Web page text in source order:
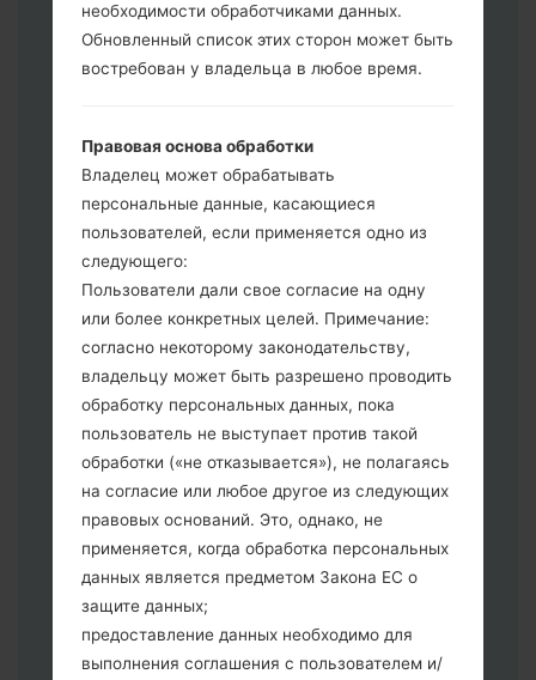
Добавьте все файлы в программу Odin
3.
Если вы хотите прошить телефон и
выберите HOME_CSC _ *** для
сохранения Ваших данных.
Теперь выключите устройство и
войдите в "Download" режим. Все
методы как это сделать:
Нажмите и удерживайте клавиши:
питание, громкости и Bixbi.
Нажмите и удерживайте клавиши:
регулировки громкости. Подключив
телефон к ПК используя USB кабель.
Нажмите и удерживайте клавиши:
питание, громкости и домой.
Подключите USB кабель и нажмите
клавиши: уменьшение звука и Bixbi.
Нажмите и удерживайте клавиши:
питания и увеличения громкости
Далее подключите к компьютеру,
программа Odin должна определить
необходимости обработчиками данных.
Обновленный список этих сторон может быть
востребован у владельца в любое время.
Правовая основа обработки
Владелец может обрабатывать
персональные данные, касающиеся
пользователей, если применяется одно из
следующего:
Пользователи дали свое согласие на одну
или более конкретных целей. Примечание:
согласно некоторому законодательству,
владельцу может быть разрешено проводить
обработку персональных данных, пока
пользователь не выступает против такой
обработки («не отказывается»), не полагаясь
на согласие или любое другое из следующих
правовых оснований. Это, однако, не
применяется, когда обработка персональных
данных является предметом Закона ЕС о
защите данных;
предоставление данных необходимо для
выполнения соглашения с пользователем и/